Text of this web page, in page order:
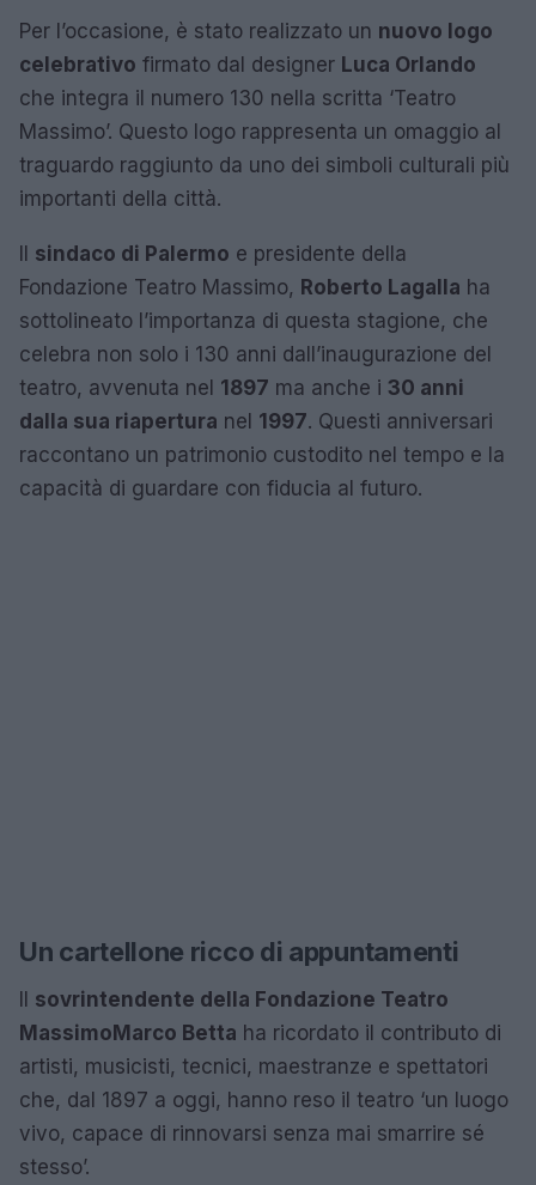
Per l’occasione, è stato realizzato un nuovo logo
celebrativo firmato dal designer Luca Orlando
che integra il numero 130 nella scritta ‘Teatro
Massimo’. Questo logo rappresenta un omaggio al
traguardo raggiunto da uno dei simboli culturali più
importanti della città.
sindaco di Palermo e presidente della
Fondazione Teatro Massimo, Roberto Lagalla ha
sottolineato l’importanza di questa stagione, che
celebra non solo i 130 anni dall’inaugurazione del
teatro, avvenuta nel 1897 ma anche i 30 anni
dalla sua riapertura nel 1997. Questi anniversari
raccontano un patrimonio custodito nel tempo e la
capacità di guardare con fiducia al futuro.
Un cartellone ricco di appuntamenti
sovrintendente della Fondazione Teatro
Massimo Marco Betta ha ricordato il contributo di
artisti, musicisti, tecnici, maestranze e spettatori
che, dal 1897 a oggi, hanno reso il teatro ‘un luogo
vivo, capace di rinnovarsi senza mai smarrire sé
stesso’.